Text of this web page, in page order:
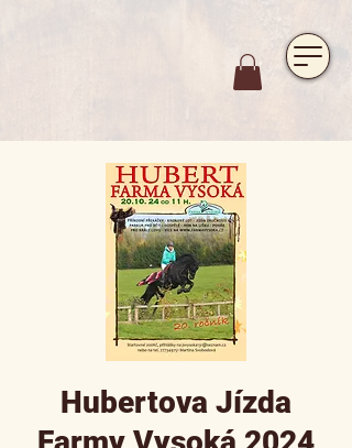
Hubertova Jízda